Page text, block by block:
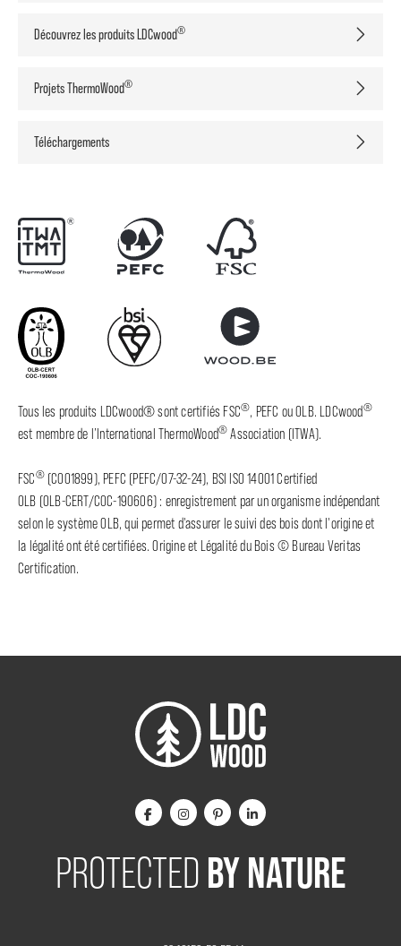
Découvrez les produits LDCwood®
Projets ThermoWood®
Téléchargements
Tous les produits LDCwood® sont certifiés FSC®, PEFC ou OLB. LDCwood®
est membre de l’International ThermoWood® Association (ITWA).
FSC®(C001899), PEFC (PEFC/07-32-24), BSI ISO 14001 Certified
OLB (OLB-CERT/COC-190606) : enregistrement par un organisme indépendant
selon le système OLB, qui permet d'assurer le suivi des bois dont l'origine et
la légalité ont été certifiées. Origine et Légalité du Bois © Bureau Veritas
Certification.
PROTECTED BY NATURE